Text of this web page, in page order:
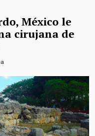
México le
cirujana de